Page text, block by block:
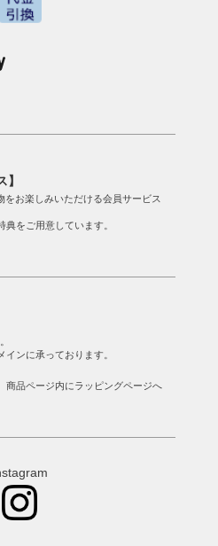
をお楽しみいただける会員サービス
をご用意しています。
ンに承っております。
品ページ内にラッピングページへ